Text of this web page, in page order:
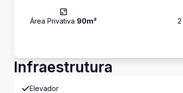
Área Privativa 90m² 2
Infraestrutura
Elevador